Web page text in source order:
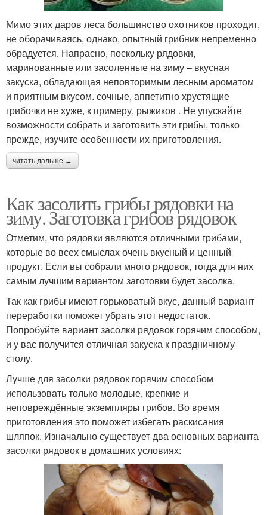
Мимо этих даров леса большинство охотников проходит,
не оборачиваясь, однако, опытный грибник непременно
обрадуется. Напрасно, поскольку рядовки,
маринованные или засоленные на зиму – вкусная
закуска, обладающая неповторимым лесным ароматом
и приятным вкусом. сочные, аппетитно хрустящие
грибочки не хуже, к примеру, рыжиков . Не упускайте
возможности собрать и заготовить эти грибы, только
прежде, изучите особенности их приготовления.
читать дальше →
Как засолить грибы рядовки на
зиму. Заготовка грибов рядовок
Отметим, что рядовки являются отличными грибами,
которые во всех смыслах очень вкусный и ценный
продукт. Если вы собрали много рядовок, тогда для них
самым лучшим вариантом заготовки будет засолка.
Так как грибы имеют горьковатый вкус, данный вариант
переработки поможет убрать этот недостаток.
Попробуйте вариант засолки рядовок горячим способом,
и у вас получится отличная закуска к праздничному
столу.
Лучше для засолки рядовок горячим способом
использовать только молодые, крепкие и
неповреждённые экземпляры грибов. Во время
приготовления это поможет избегать раскисания
шляпок. Изначально существует два основных варианта
засолки рядовок в домашних условиях: